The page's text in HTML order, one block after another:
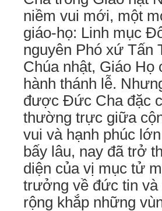
niềm vui mới, một
giáo-họ: Linh mục
nguyên Phó xứ Tấn
Chúa nhật, Giáo
hành thánh lễ.
được Đức Cha đặc
thường trực giữa
vui và hạnh phúc
bấy lâu, nay đã trở
diện của vị mục tử
trưởng về đức tin
rộng khắp những